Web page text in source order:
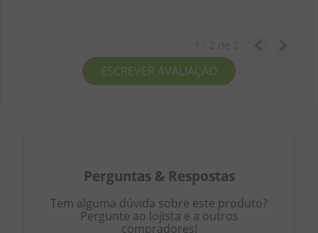
ESCREVER AVALIAÇÃO
Perguntas & Respostas
Tem alguma dúvida sobre este produto?
Pergunte ao lojista e a outros
compradores!